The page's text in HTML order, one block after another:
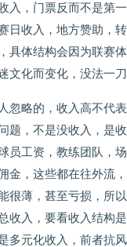
入，门票反而不是第
日收入，地方赞助，
具体结构会因为联赛
文化而变化，没法一刀
忽略的，收入高不代
题，不是没收入，是
员工资，教练团队，
金，这些都在往外流
很薄，甚至亏损，所
收入，要看收入结构
多元化收入，前者抗